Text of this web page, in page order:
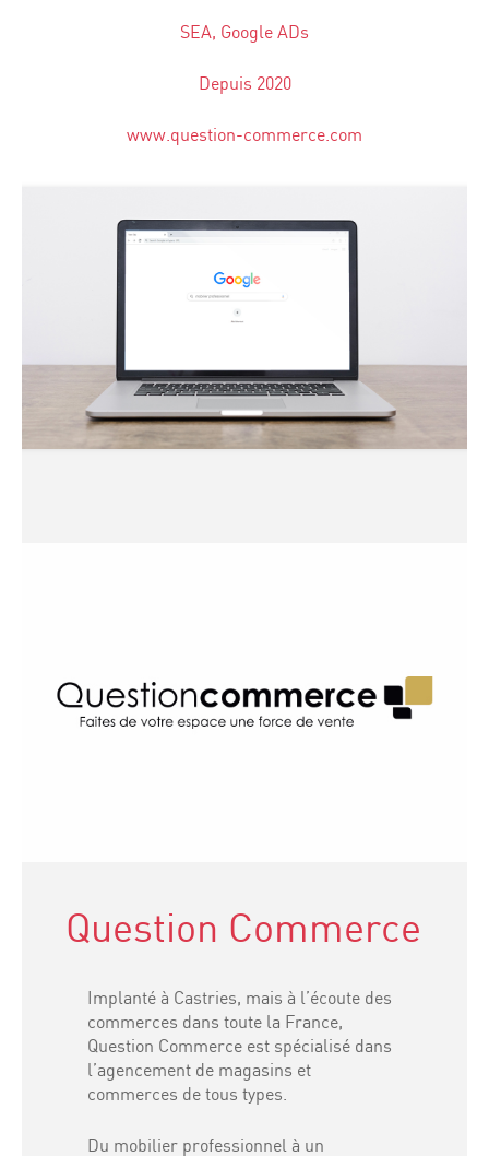
SEA, Google ADs
Depuis 2020
www.question-commerce.com
Question Commerce
Implanté à Castries, mais à l’écoute des
commerces dans toute la France,
Question Commerce est spécialisé dans
l’agencement de magasins et
commerces de tous types.
Du mobilier professionnel à un